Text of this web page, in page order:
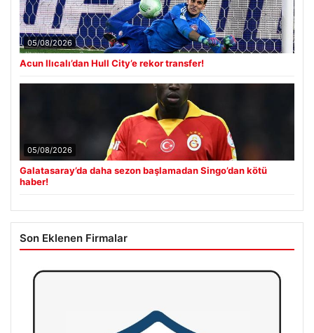
05/08/2026
Acun Ilıcalı’dan Hull City’e rekor transfer!
05/08/2026
Galatasaray’da daha sezon başlamadan Singo’dan kötü
haber!
Son Eklenen Firmalar